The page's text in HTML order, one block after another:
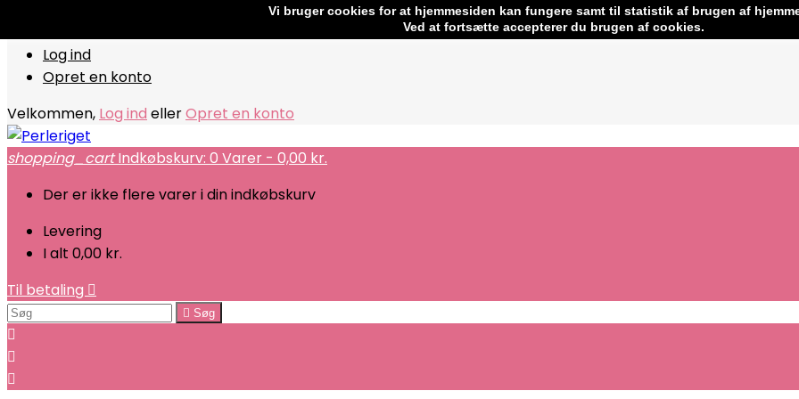
Vi bruger cookies for at hjemmesiden kan fungere samt til statistik af brugen af
Ved at fortsætte accepterer du brugen af cookies.
E-mail: kundeservice@perleriget.dk
Log ind
Opret en konto
Velkommen, Log ind ellerOpret en konto
shopping_cart Indkøbskurv: 0 Varer - 0,00 kr.
Der er ikke flere varer i din indkøbskurv
Levering
I alt 0,00 kr.
Til betaling 
 Søg


